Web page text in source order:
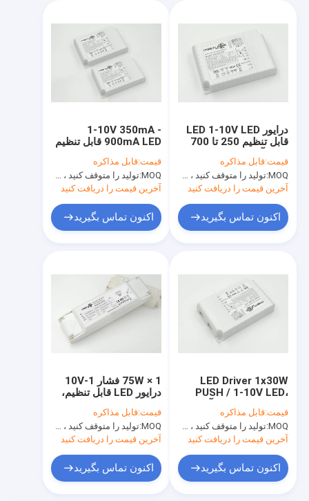
1-10V 350mA -
900mA LED قابل تنظیم
حافظه
قیمت:قابل مذاکره
MOQ: تولید را متوقف کنید ، موجود نیست
آخرین قیمت را دریافت کنید
اکنون تماس بگیرید
درایور LED 1-10V LED
قابل تنظیم 250 تا 700
Dimming LED با کارایی
بالا
قیمت:قابل مذاکره
MOQ: تولید را متوقف کنید ، موجود نیست
آخرین قیمت را دریافت کنید
اکنون تماس بگیرید
1 × 75W فشار 1-10V
درایور LED قابل تنظیم،
Dimming LED درایور
قیمت:قابل مذاکره
MOQ: تولید را متوقف کنید ، موجود نیست
آخرین قیمت را دریافت کنید
اکنون تماس بگیرید
LED Driver 1x30W
PUSH / 1-10V LED،
LED راننده LED
قیمت:قابل مذاکره
MOQ: تولید را متوقف کنید ، موجود نیست
آخرین قیمت را دریافت کنید
اکنون تماس بگیرید